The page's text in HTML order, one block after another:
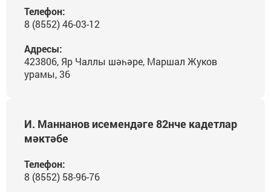
Телефон:
8 (8552) 46-03-12
Адресы:
423806, Яр Чаллы шәһәре, Маршал Жуков
урамы, 36
И. Маннанов исемендәге 82нче кадетлар
мәктәбе
Телефон:
8 (8552) 58-96-76